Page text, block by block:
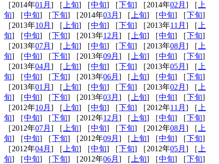
［2014年01月 ] ［上旬] ［中旬] ［ 下旬] ［2014年02月 ] ［上
旬] ［中旬] ［ 下旬] ［2014年03月 ] ［上旬] ［中旬] ［ 下旬]
［2013年10月 ] ［上旬] ［中旬] ［ 下旬] ［2013年11月 ] ［上
旬] ［中旬] ［ 下旬] ［2013年12月 ] ［上旬] ［中旬] ［ 下旬]
［2013年07月 ] ［上旬] ［中旬] ［ 下旬] ［2013年08月 ] ［上
旬] ［中旬] ［ 下旬] ［2013年09月 ] ［上旬] ［中旬] ［ 下旬]
［2013年04月 ] ［上旬] ［中旬] ［ 下旬] ［2013年05月 ] ［上
旬] ［中旬] ［ 下旬] ［2013年06月 ] ［上旬] ［中旬] ［ 下旬]
［2013年01月 ] ［上旬] ［中旬] ［ 下旬] ［2013年02月 ] ［上
旬] ［中旬] ［ 下旬] ［2013年03月 ] ［上旬] ［中旬] ［ 下旬]
［2012年10月 ] ［上旬] ［中旬] ［ 下旬] ［2012年11月 ] ［上
旬] ［中旬] ［ 下旬] ［2012年12月 ] ［上旬] ［中旬] ［ 下旬]
［2012年07月 ] ［上旬] ［中旬] ［ 下旬] ［2012年08月 ] ［上
旬] ［中旬] ［ 下旬] ［2012年09月 ] ［上旬] ［中旬] ［ 下旬]
［2012年04月 ] ［上旬] ［中旬] ［ 下旬] ［2012年05月 ] ［上
旬] ［中旬] ［ 下旬] ［2012年06月 ] ［上旬] ［中旬] ［ 下旬]